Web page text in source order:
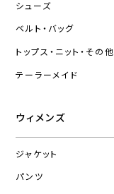
シューズ
ベルト・バッグ
トップス・ニット・その他
テーラーメイド
ウィメンズ
ジャケット
パンツ